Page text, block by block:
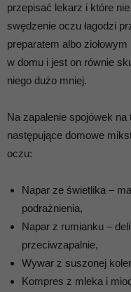
przepisać lekarz i które
swędzenie oczu łagodzi
preparatem albo
w domu i jest on równie
niego dużo mniej.
Na zapalenie spojówek
następujące domowe
oczu:
Napar ze świetlika –
podrażnienia,
Napar z rumianku –
przeciwzapalnie,
Wywar z suszonej
Kompres z mleka i